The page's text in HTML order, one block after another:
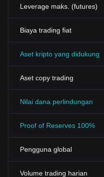
Leverage maks. (futures)
Biaya trading fiat
Aset kripto yang didukung
Aset copy trading
Nilai dana perlindungan
Proof of Reserves 100%
Pengguna global
Volume trading harian